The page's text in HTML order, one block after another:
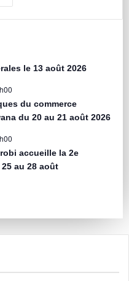
le 13 août 2026
du commerce
du 20 au 21 août 2026
accueille la 2e
au 28 août